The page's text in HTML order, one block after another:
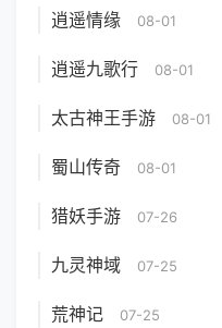
逍遥情缘 08-01
逍遥九歌行 08-01
太古神王手游 08-01
蜀山传奇 08-01
猎妖手游 07-26
九灵神域 07-25
荒神记 07-25